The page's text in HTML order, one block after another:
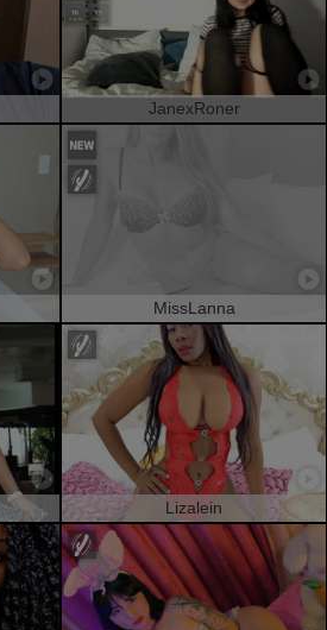
JanexRoner
MissLanna
Lizalein